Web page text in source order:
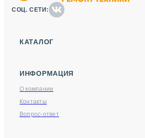
СОЦ. СЕТИ:
КАТАЛОГ
ИНФОРМАЦИЯ
О компании
Контакты
Вопрос-ответ